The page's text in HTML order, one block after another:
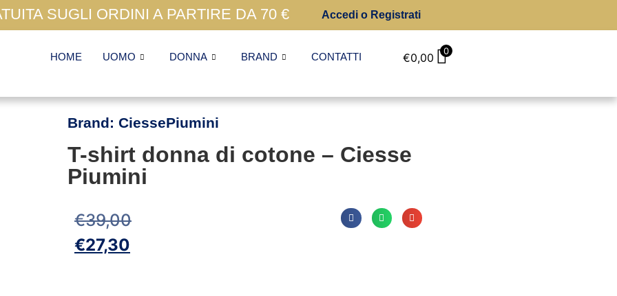
SUGLI ORDINI A PARTIRE DA 70 € Accedi o Registrati
HOME UOMO DONNA BRAND CONTATTI €0,00 0
Brand: CiessePiumini
T-shirt donna di cotone – Ciesse
Piumini
€39,00
€27,30